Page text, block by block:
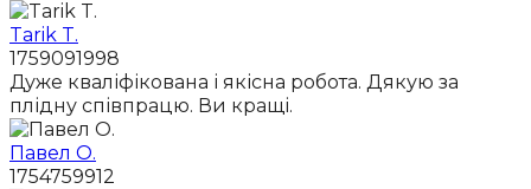
Tarik T.
1759091998
Дуже кваліфікована і якісна робота. Дякую за
плідну співпрацю. Ви кращі.
Павел О.
1754759912